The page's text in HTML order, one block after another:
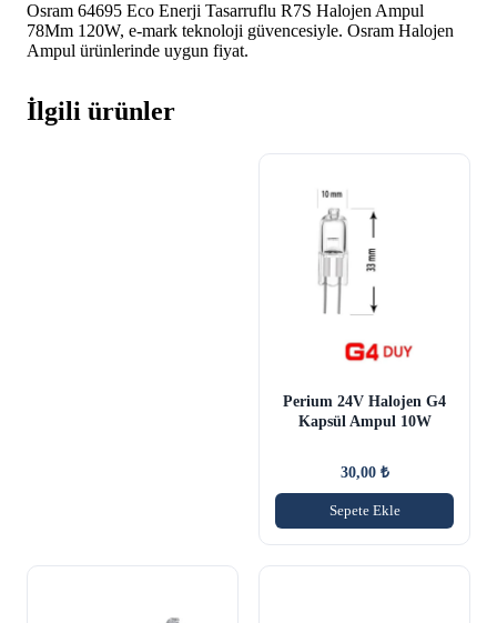
Osram 64695 Eco Enerji Tasarruflu R7S Halojen Ampul
78Mm 120W, e-mark teknoloji güvencesiyle. Osram Halojen
Ampul ürünlerinde uygun fiyat.
İlgili ürünler
Perium 24V Halojen G4
Kapsül Ampul 10W
30,00 ₺
Sepete Ekle